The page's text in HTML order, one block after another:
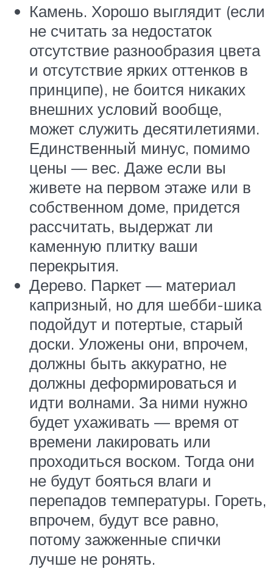
Камень. Хорошо выглядит (если
не считать за недостаток
отсутствие разнообразия цвета
и отсутствие ярких оттенков в
принципе), не боится никаких
внешних условий вообще,
может служить десятилетиями.
Единственный минус, помимо
цены — вес. Даже если вы
живете на первом этаже или в
собственном доме, придется
рассчитать, выдержат ли
каменную плитку ваши
перекрытия.
Дерево. Паркет — материал
капризный, но для шебби-шика
подойдут и потертые, старый
доски. Уложены они, впрочем,
должны быть аккуратно, не
должны деформироваться и
идти волнами. За ними нужно
будет ухаживать — время от
времени лакировать или
проходиться воском. Тогда они
не будут бояться влаги и
перепадов температуры. Гореть,
впрочем, будут все равно,
потому зажженные спички
лучше не ронять.